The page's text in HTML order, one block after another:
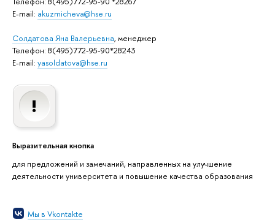
E-mail: akuzmicheva@hse.ru
Солдатова Яна Валерьевна, менеджер
Телефон: 8(495)772-95-90*28243
E-mail: yasoldatova@hse.ru
Выразительная кнопка
для предложений и замечаний, направленных на улучшение
деятельности университета и повышение качества образования
Мы в Vkontakte